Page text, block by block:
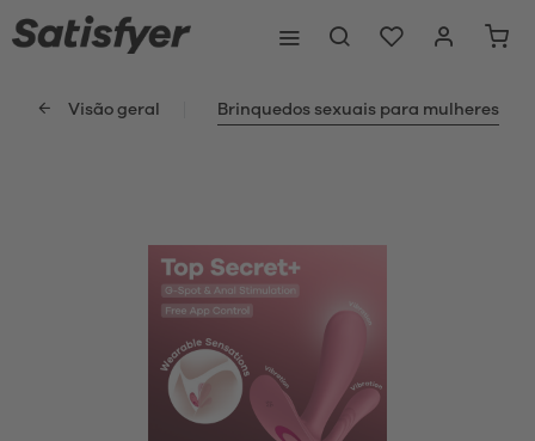
Visão geral Brinquedos sexuais para mulheres